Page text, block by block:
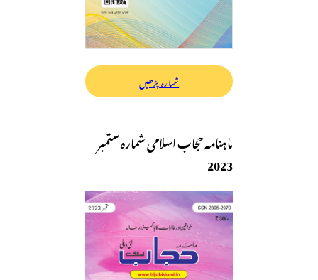
شمارہ پڑھیں
ماہنامہ حجاب اسلامی شمارہ ستمبر
2023